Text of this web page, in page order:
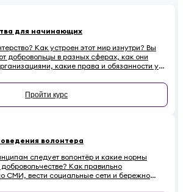
для начинающих
Как устроен этот мир изнутри? Вы
добровольцы в разных сферах, как они
какие права и обязанности у
Пройти курс
волонтера
следует волонтёр и какие нормы
Как правильно
СМИ, вести социальные сети и бережно